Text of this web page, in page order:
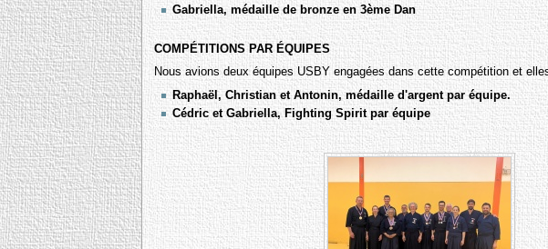
Gabriella, médaille de bronze en 3ème Dan
COMPÉTITIONS PAR ÉQUIPES
Nous avions deux équipes USBY engagées dans cette compétition et
Raphaël, Christian et Antonin, médaille d'argent par équipe.
Cédric et Gabriella, Fighting Spirit par équipe